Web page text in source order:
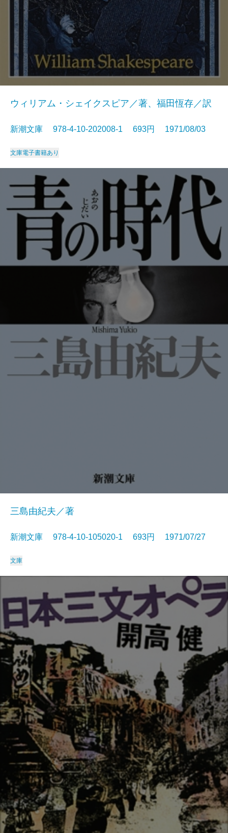
ウィリアム・シェイクスピア／著、福田恆存／訳
新潮文庫 978-4-10-202008-1 693円 1971/08/03
文庫電子書籍あり
三島由紀夫／著
新潮文庫 978-4-10-105020-1 693円 1971/07/27
文庫